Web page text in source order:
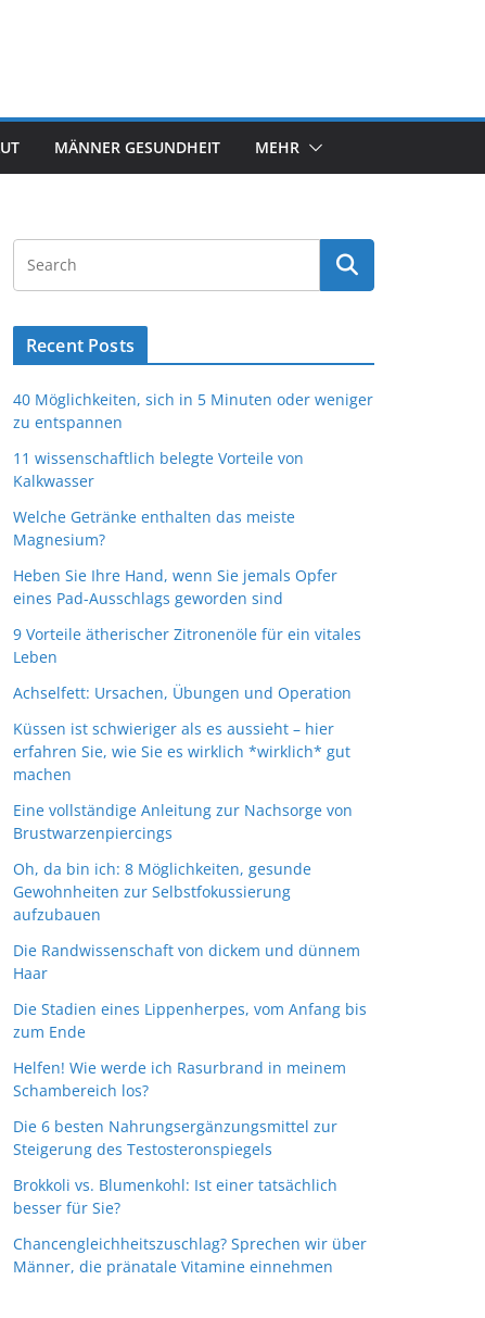
MÄNNER GESUNDHEIT MEHR
Recent Posts
40 Möglichkeiten, sich in 5 Minuten oder weniger
zu entspannen
11 wissenschaftlich belegte Vorteile von
Kalkwasser
Welche Getränke enthalten das meiste
Magnesium?
Heben Sie Ihre Hand, wenn Sie jemals Opfer
eines Pad-Ausschlags geworden sind
9 Vorteile ätherischer Zitronenöle für ein vitales
Leben
Achselfett: Ursachen, Übungen und Operation
Küssen ist schwieriger als es aussieht – hier
erfahren Sie, wie Sie es wirklich *wirklich* gut
machen
Eine vollständige Anleitung zur Nachsorge von
Brustwarzenpiercings
Oh, da bin ich: 8 Möglichkeiten, gesunde
Gewohnheiten zur Selbstfokussierung
aufzubauen
Die Randwissenschaft von dickem und dünnem
Haar
Die Stadien eines Lippenherpes, vom Anfang bis
zum Ende
Helfen! Wie werde ich Rasurbrand in meinem
Schambereich los?
Die 6 besten Nahrungsergänzungsmittel zur
Steigerung des Testosteronspiegels
Brokkoli vs. Blumenkohl: Ist einer tatsächlich
besser für Sie?
Chancengleichheitszuschlag? Sprechen wir über
Männer, die pränatale Vitamine einnehmen